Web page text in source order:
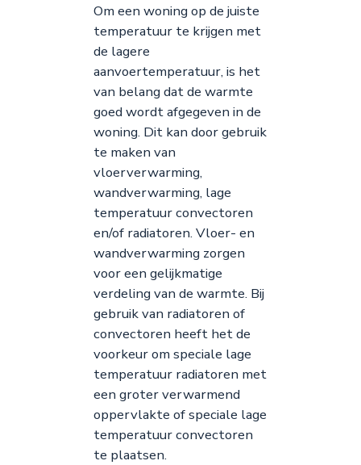
Om een woning op de juiste
temperatuur te krijgen met
de lagere
aanvoertemperatuur, is het
van belang dat de warmte
goed wordt afgegeven in de
woning. Dit kan door gebruik
te maken van
vloerverwarming,
wandverwarming, lage
temperatuur convectoren
en/of radiatoren. Vloer- en
wandverwarming zorgen
voor een gelijkmatige
verdeling van de warmte. Bij
gebruik van radiatoren of
convectoren heeft het de
voorkeur om speciale lage
temperatuur radiatoren met
een groter verwarmend
oppervlakte of speciale lage
temperatuur convectoren
te plaatsen.